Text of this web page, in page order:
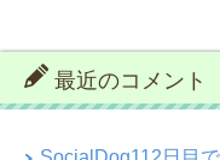
最近のコメント